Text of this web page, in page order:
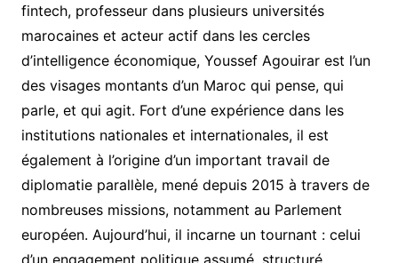
fintech, professeur dans plusieurs universités
marocaines et acteur actif dans les cercles
d’intelligence économique, Youssef Agouirar est l’un
des visages montants d’un Maroc qui pense, qui
parle, et qui agit. Fort d’une expérience dans les
institutions nationales et internationales, il est
également à l’origine d’un important travail de
diplomatie parallèle, mené depuis 2015 à travers de
nombreuses missions, notamment au Parlement
européen. Aujourd’hui, il incarne un tournant : celui
d’un engagement politique assumé, structuré,